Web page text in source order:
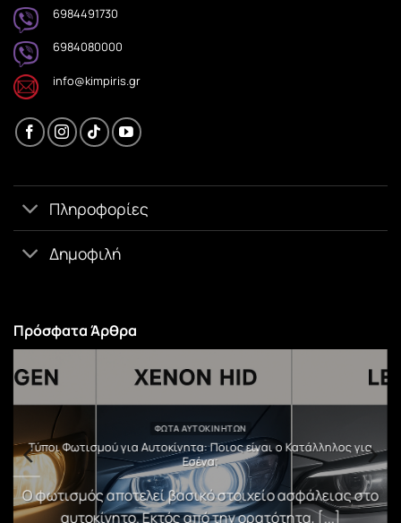
6984491730
6984080000
info@kimpiris.gr
Πληροφορίες
Δημοφιλή
Πρόσφατα Άρθρα
ΦΏΤΑ ΑΥΤΟΚΙΝΉΤΩΝ
Τύποι Φωτισμού για Αυτοκίνητα: Ποιος είναι ο Κατάλληλος για
Εσένα;
Ο φωτισμός αποτελεί βασικό στοιχείο ασφάλειας στο
αυτοκίνητο. Εκτός από την ορατότητα, [...]